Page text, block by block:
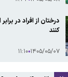
درختان از افراد در
کنند
۱۴۰۵/۰۵/۰۷ ۱۱:۱۰